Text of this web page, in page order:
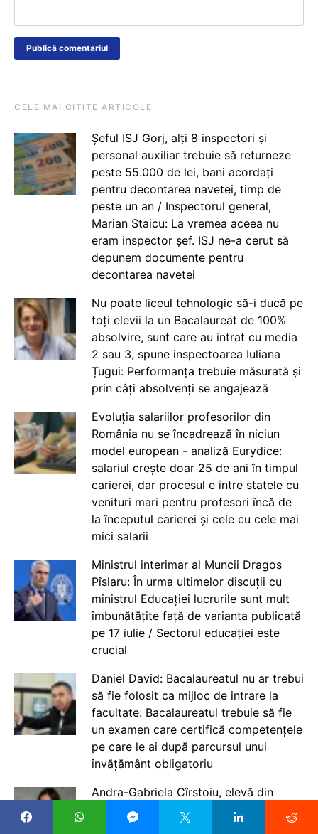
CELE MAI CITITE ARTICOLE
Șeful ISJ Gorj, alți 8 inspectori și
personal auxiliar trebuie să returneze
peste 55.000 de lei, bani acordați
pentru decontarea navetei, timp de
peste un an / Inspectorul general,
Marian Staicu: La vremea aceea nu
eram inspector șef. ISJ ne-a cerut să
depunem documente pentru
decontarea navetei
Nu poate liceul tehnologic să-i ducă pe
toți elevii la un Bacalaureat de 100%
absolvire, sunt care au intrat cu media
2 sau 3, spune inspectoarea Iuliana
Țugui: Performanța trebuie măsurată și
prin câți absolvenți se angajează
Evoluția salariilor profesorilor din
România nu se încadrează în niciun
model european - analiză Eurydice:
salariul crește doar 25 de ani în timpul
carierei, dar procesul e între statele cu
venituri mari pentru profesori încă de
la începutul carierei și cele cu cele mai
mici salarii
Ministrul interimar al Muncii Dragos
Pîslaru: În urma ultimelor discuții cu
ministrul Educației lucrurile sunt mult
îmbunătățite față de varianta publicată
pe 17 iulie / Sectorul educației este
crucial
Daniel David: Bacalaureatul nu ar trebui
să fie folosit ca mijloc de intrare la
facultate. Bacalaureatul trebuie să fie
un examen care certifică competențele
pe care le ai după parcursul unui
învățământ obligatoriu
Andra-Gabriela Cîrstoiu, elevă din
Târgu Jiu, admisă la Yale University cu
o bursă completă în Biofizică și